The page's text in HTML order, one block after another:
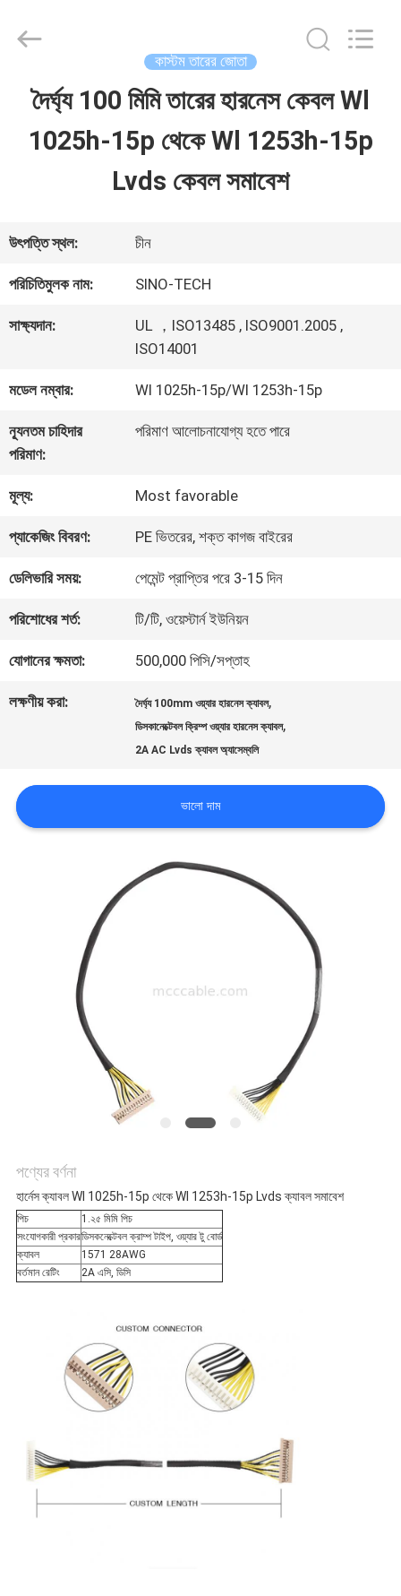
বাড়ি
ভিডিও
আমাদের
সম্বন্ধে
কারখানা
পরিদর্শন
গুণমান
নিয়ন্ত্রণ
আমাদের
সাথে
যোগাযোগ
মামলা
গোপনীয়তা
নীতি
Media
Reserved.
কাস্টম তারের জোতা
দৈর্ঘ্য 100 মিমি তারের হারনেস কেবল Wl
1025h-15p থেকে Wl 1253h-15p
Lvds কেবল সমাবেশ
উৎপত্তি স্থল: চীন
পরিচিতিমুলক নাম: SINO-TECH
সাক্ষ্যদান:
UL ，ISO13485 , ISO9001.2005 ,
ISO14001
মডেল নম্বার: Wl 1025h-15p/Wl 1253h-15p
ন্যূনতম চাহিদার
পরিমাণ:
পরিমাণ আলোচনাযোগ্য হতে পারে
মূল্য: Most favorable
প্যাকেজিং বিবরণ: PE ভিতরের, শক্ত কাগজ বাইরের
ডেলিভারি সময়: পেমেন্ট প্রাপ্তির পরে 3-15 দিন
পরিশোধের শর্ত: টি/টি, ওয়েস্টার্ন ইউনিয়ন
যোগানের ক্ষমতা: 500,000 পিসি/সপ্তাহ
লক্ষণীয় করা: দৈর্ঘ্য 100mm ওয়্যার হারনেস ক্যাবল,
ডিসকানেক্টেবল ক্রিম্প ওয়্যার হারনেস ক্যাবল,
2A AC Lvds ক্যাবল অ্যাসেম্বলি
ভালো দাম
পণ্যের বর্ণনা
হার্নেস ক্যাবল Wl 1025h-15p থেকে Wl 1253h-15p Lvds ক্যাবল সমাবেশ
পিচ
1.২৫ মিমি পিচ
সংযোগকারী প্রকারডিসকনেক্টেবল ক্রাম্প টাইপ, ওয়্যার টু বোর্ড
ক্যাবল
1571 28AWG
বর্তমান রেটিং
2A এসি, ডিসি